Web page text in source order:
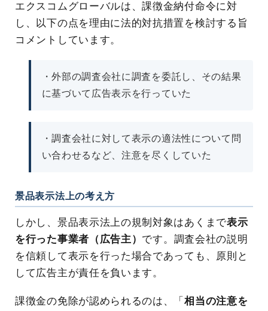
エクスコムグローバルは、課徴金納付命令に対
し、以下の点を理由に法的対抗措置を検討する旨
コメントしています。
・外部の調査会社に調査を委託し、その結果
に基づいて広告表示を行っていた
・調査会社に対して表示の適法性について問
い合わせるなど、注意を尽くしていた
景品表示法上の考え方
しかし、景品表示法上の規制対象はあくまで表示
を行った事業者（広告主） です。調査会社の説明
を信頼して表示を行った場合であっても、原則と
して広告主が責任を負います。
課徴金の免除が認められるのは、「相当の注意を